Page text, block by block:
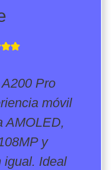
Pro
móvil
AMOLED,
y
igual. Ideal